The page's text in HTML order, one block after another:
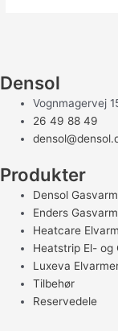
Densol
Vognmagervej
26 49 88 49
Produkter
Densol
Enders
Heatcare
Heatstrip El- og
Luxeva
Tilbehør
Reservedele